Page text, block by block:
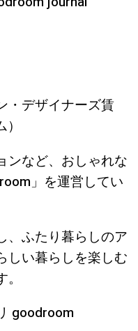
・デザイナーズ賃
ンなど、おしゃれな
」を運営してい
、ふたり暮らしのア
しい暮らしを楽しむ
goodroom